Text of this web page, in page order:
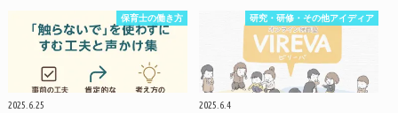
保育士の働き方
2025.6.25
研究・研修・その他アイディア
2025.6.4